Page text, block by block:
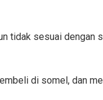
tidak sesuai dengan
di somel, dan